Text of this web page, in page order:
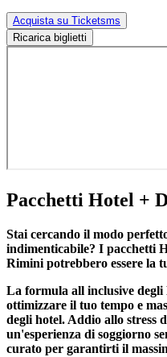
Acquista su Ticketsms
Ricarica biglietti
Pacchetti Hotel +
Stai cercando il modo
indimenticabile? I pacchetti
Rimini potrebbero essere la
La formula all inclusive degli
ottimizzare il tuo tempo e
degli hotel. Addio allo stress
un'esperienza di soggiorno
curato per garantirti il